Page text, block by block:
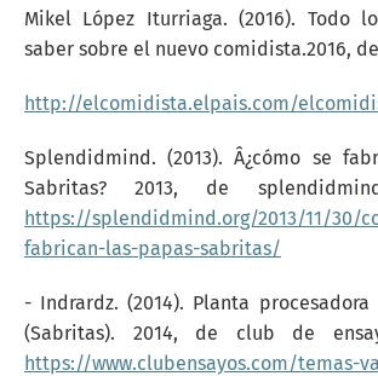
Mikel López Iturriaga. (2016). Todo
saber sobre el nuevo comidista.2016,
http://elcomidista.elpais.com/
Splendidmind. (2013). Â¿cómo se
Sabritas? 2013, de
https://splendidmind.org/2013/11/30/
fabrican-las-papas-sabritas/
- Indrardz. (2014). Planta
(Sabritas). 2014, de club de
https://www.clubensayos.com/temas-